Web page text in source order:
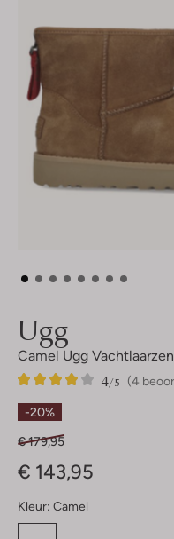
Ugg
Camel Ugg
(4
4/5
4
4
Sterren
-20%
€ 179,95
€ 143,95
Kleur: Camel